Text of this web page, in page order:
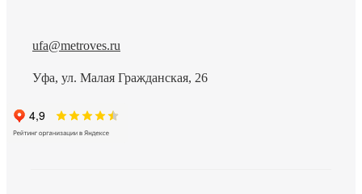
ufa@metroves.ru
Уфа, ул. Малая Гражданская, 26